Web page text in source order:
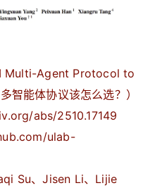
Multi-Agent Protocol to
智能体协议该怎么选？）
abs/2510.17149
ulab-
Su、Jisen Li、Lijie